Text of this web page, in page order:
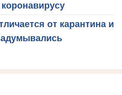
от карантина и